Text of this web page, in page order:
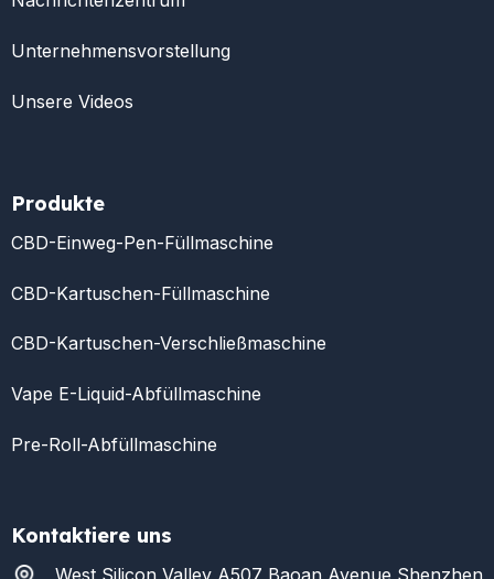
Unternehmensvorstellung
Unsere Videos
Produkte
CBD-Einweg-Pen-Füllmaschine
CBD-Kartuschen-Füllmaschine
CBD-Kartuschen-Verschließmaschine
Vape E-Liquid-Abfüllmaschine
Pre-Roll-Abfüllmaschine
Kontaktiere uns
West Silicon Valley A507 Baoan Avenue Shenzhen